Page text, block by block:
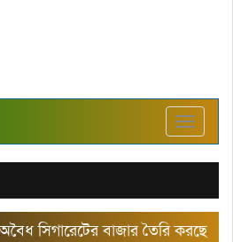
Toggle
বাজার তৈরি করছে এরিয়া